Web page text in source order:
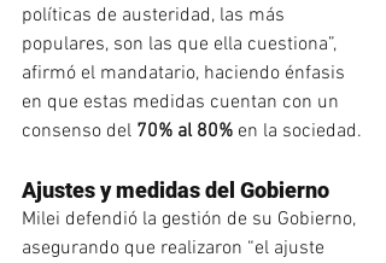
políticas de austeridad, las más
populares, son las que ella cuestiona”,
afirmó el mandatario, haciendo énfasis
en que estas medidas cuentan con un
consenso del 70% al 80% en la sociedad.
Ajustes y medidas del Gobierno
Milei defendió la gestión de su Gobierno,
asegurando que realizaron “el ajuste